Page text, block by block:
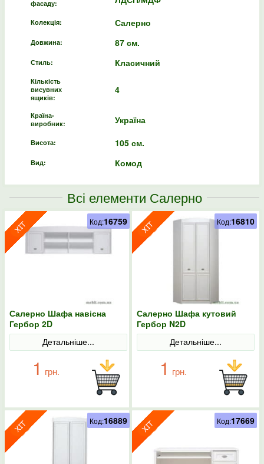
фасаду:
Колекція: Салерно
Довжина: 87 см.
Стиль: Класичний
Кількість
висувних
ящиків:
4
Країна-
виробник:
Україна
Висота: 105 см.
Вид: Комод
Всі елементи Салерно
Салерно Шафа навісна
Гербор 2D
Детальніше...
1 грн.
Код:16759
Салерно Шафа кутовий
Гербор N2D
Детальніше...
1 грн.
Код:16810
Код:16889 Код:17669